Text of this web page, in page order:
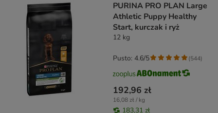
PURINA PRO PLAN Large
Athletic Puppy Healthy
Start, kurczak i ryż
12 kg
192,96 zł
16,08 zł / kg
183,31 zł
Pusto: 4.6/5 (544)